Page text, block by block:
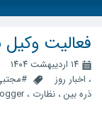
فعالیت وکیل‌
۱۴ اردیبهشت ۱۴۰۴
، اخبار روز
ذره بین ، نظارت ،